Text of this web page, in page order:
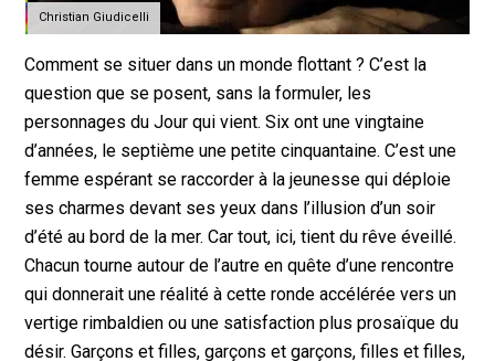
Christian Giudicelli
Comment se situer dans un monde flottant ? C’est la
question que se posent, sans la formuler, les
personnages du Jour qui vient. Six ont une vingtaine
d’années, le septième une petite cinquantaine. C’est une
femme espérant se raccorder à la jeunesse qui déploie
ses charmes devant ses yeux dans l’illusion d’un soir
d’été au bord de la mer. Car tout, ici, tient du rêve éveillé.
Chacun tourne autour de l’autre en quête d’une rencontre
qui donnerait une réalité à cette ronde accélérée vers un
vertige rimbaldien ou une satisfaction plus prosaïque du
désir. Garçons et filles, garçons et garçons, filles et filles,